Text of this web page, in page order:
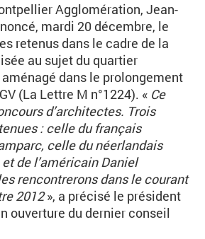
Agglomération, Jean-
mardi 20 décembre, le
retenus dans le cadre de la
au sujet du quartier
aménagé dans le prolongement
(La Lettre M n°1224). « Ce
d’architectes. Trois
: celle du français
celle du néerlandais
de l’américain Daniel
rencontrerons dans le courant
2012», a précisé le président
ouverture du dernier conseil